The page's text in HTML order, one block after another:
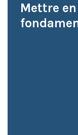
Mettre